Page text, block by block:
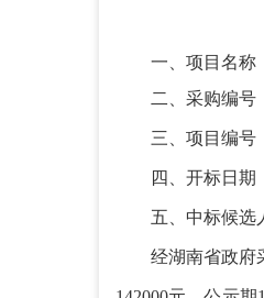
一、项目名称
二、采购编号
三、项目编号
四、开标日期
五、 中标候选
经湖南省政府